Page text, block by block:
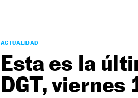
ACTUALIDAD
Esta es la
DGT, viernes